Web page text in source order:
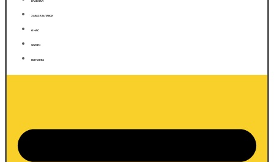
ГЛАВНАЯ
ЗАКАЗАТЬ ТАКСИ
О НАС
УСЛУГИ
КОНТАКТЫ